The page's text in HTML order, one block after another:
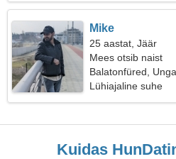
Mike
25 aastat, Jäär
Mees otsib naist
Balatonfüred,
Lühiajaline suhe
Kuidas